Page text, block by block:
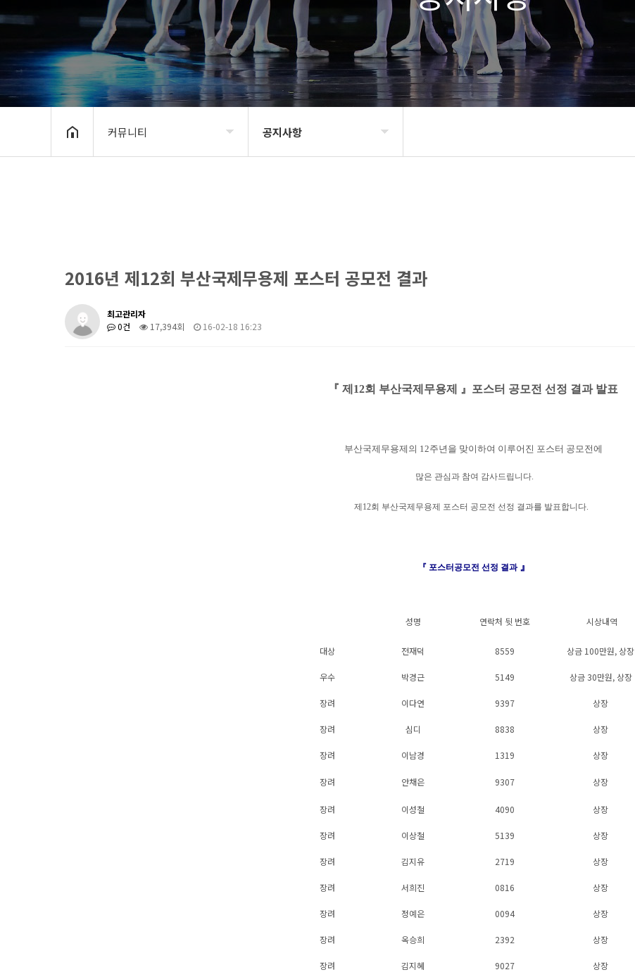
커뮤니티
커뮤니티
공지사항
2016년 제12회 부산국제무용제 포스터 공모전 결과
최고관리자
0건
17,394회 16-02-18 16:23
『 제12회 부산국제무용제 』포스터 공모전 선정 결과 발표
부산국제무용제의 12주년을 맞이하여 이루어진 포스터 공모전에
많은 관심과 참여 감사드립니다.
제12회 부산국제무용제 포스터 공모전 선정 결과를 발표합니다.
『 포스터공모전 선정 결과 』
성명 연락처 뒷 번호 시상내역
대상 전재덕 8559 상금 100만원, 상장
우수 박경근 5149 상금 30만원, 상장
장려 이다연 9397 상장
장려 심디 8838 상장
장려 이남경 1319 상장
장려 안채은 9307 상장
장려 이성철 4090 상장
장려 이상철 5139 상장
장려 김지유 2719 상장
장려 서희진 0816 상장
장려 정예은 0094 상장
장려 옥승희 2392 상장
장려 김지혜 9027 상장